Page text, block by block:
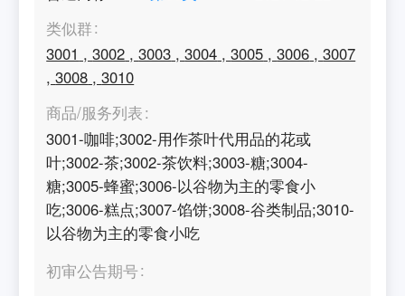
类似群
3001 ,3002 ,3003 ,3004 ,3005 ,3006 ,3007
,3008 ,3010
商品/服务列表
3001-咖啡;3002-用作茶叶代用品的花或
叶;3002-茶;3002-茶饮料;3003-糖;3004-
糖;3005-蜂蜜;3006-以谷物为主的零食小
吃;3006-糕点;3007-馅饼;3008-谷类制品;3010-
以谷物为主的零食小吃
初审公告期号